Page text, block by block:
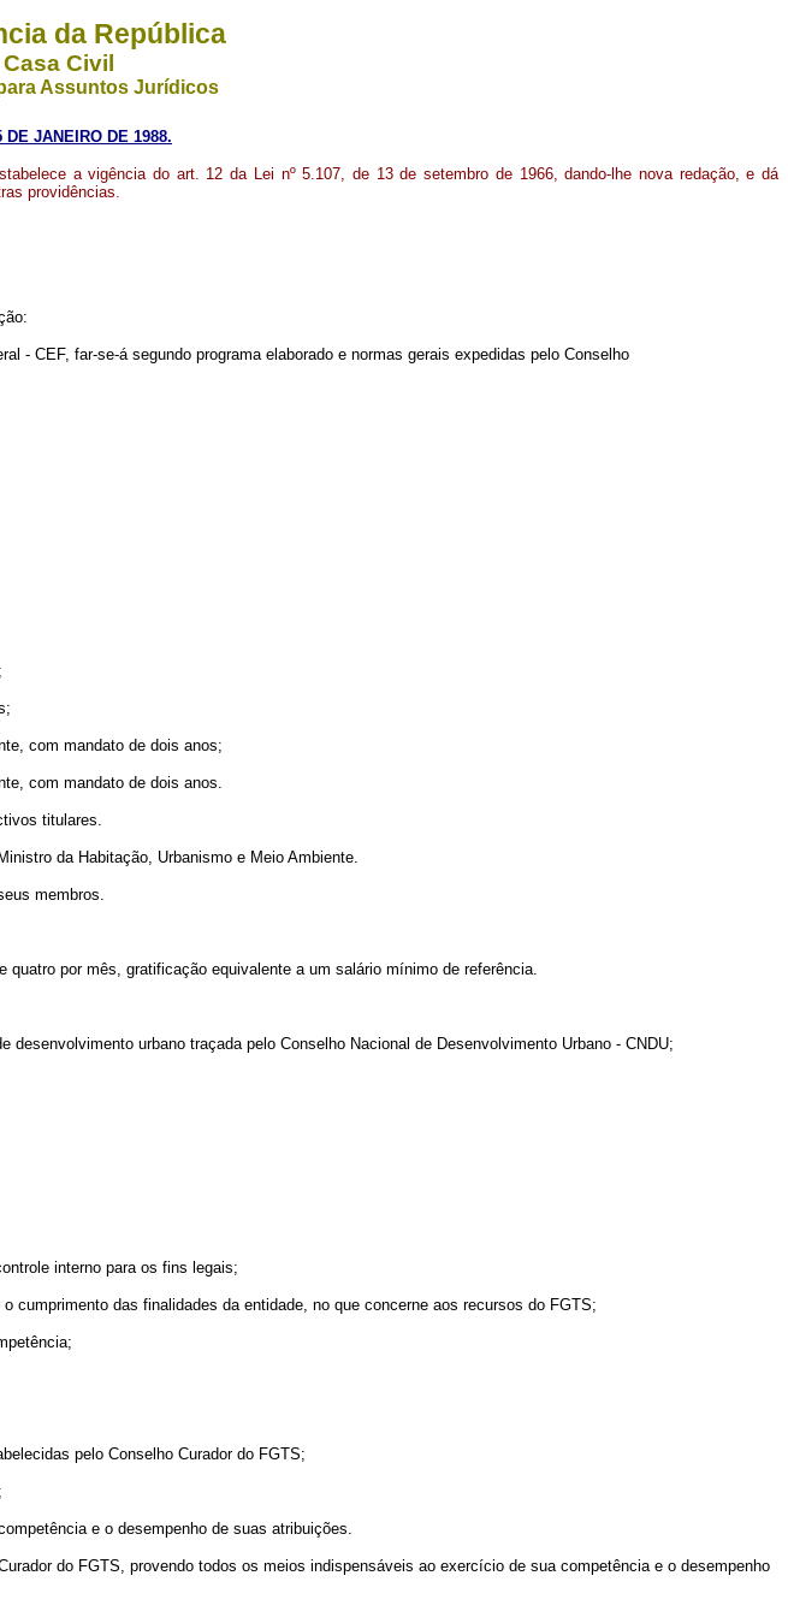
da República
Casa Civil
Assuntos Jurídicos
DE JANEIRO DE 1988.
a vigência do art. 12 da Lei nº 5.107, de 13 de setembro de 1966, dando-lhe nova redação, e dá
providências.
- CEF, far-se-á segundo programa elaborado e normas gerais expedidas pelo Conselho
com mandato de dois anos;
com mandato de dois anos.
titulares.
da Habitação, Urbanismo e Meio Ambiente.
membros.
por mês, gratificação equivalente a um salário mínimo de referência.
urbano traçada pelo Conselho Nacional de Desenvolvimento Urbano - CNDU;
interno para os fins legais;
das finalidades da entidade, no que concerne aos recursos do FGTS;
pelo Conselho Curador do FGTS;
e o desempenho de suas atribuições.
do FGTS, provendo todos os meios indispensáveis ao exercício de sua competência e o desempenho